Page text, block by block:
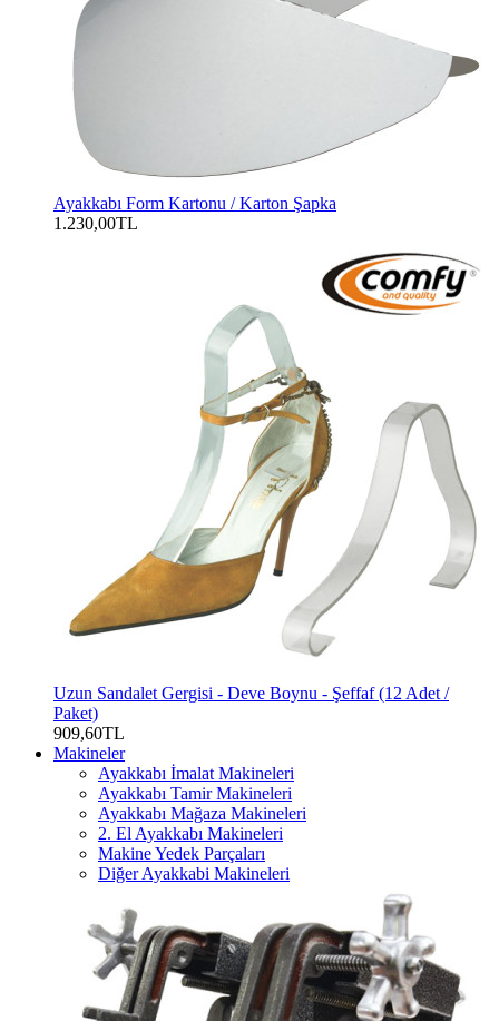
Ayakkabı Form Kartonu / Karton Şapka
1.230,00TL
Uzun Sandalet Gergisi - Deve Boynu - Şeffaf (12 Adet /
Paket)
909,60TL
Makineler
Ayakkabı İmalat Makineleri
Ayakkabı Tamir Makineleri
Ayakkabı Mağaza Makineleri
2. El Ayakkabı Makineleri
Makine Yedek Parçaları
Diğer Ayakkabi Makineleri